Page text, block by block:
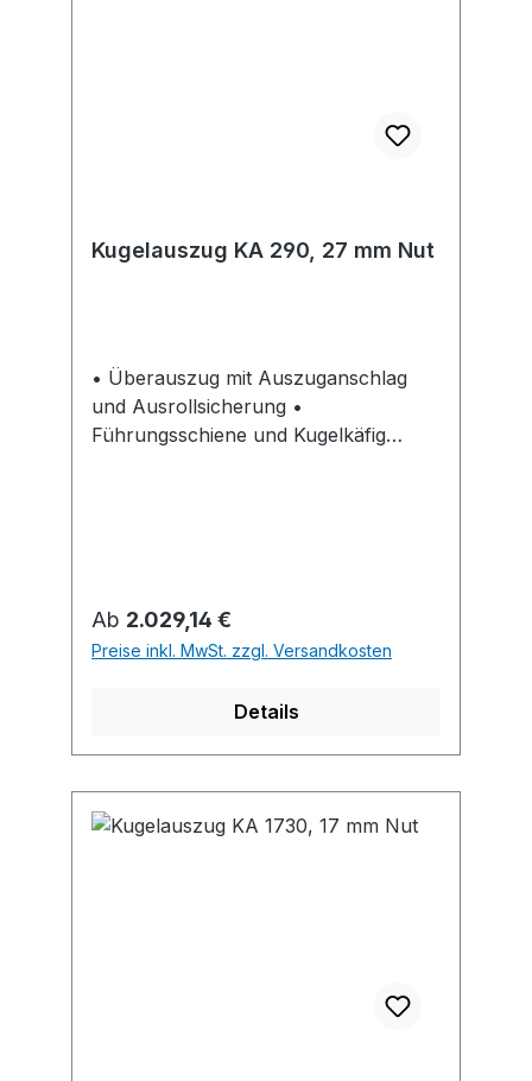
Kugelauszug KA 290, 27 mm Nut
• Überauszug mit Auszuganschlag
und Ausrollsicherung •
Führungsschiene und Kugelkäfig
15338, Level 1 • Stahl verzinkt
Regulärer Preis:
Ab 2.029,14 €
Preise inkl. MwSt. zzgl. Versandkosten
Details